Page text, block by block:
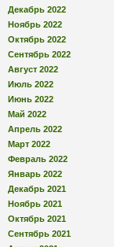
Декабрь 2022
Ноябрь 2022
Октябрь 2022
Сентябрь 2022
Август 2022
Июль 2022
Июнь 2022
Май 2022
Апрель 2022
Март 2022
Февраль 2022
Январь 2022
Декабрь 2021
Ноябрь 2021
Октябрь 2021
Сентябрь 2021